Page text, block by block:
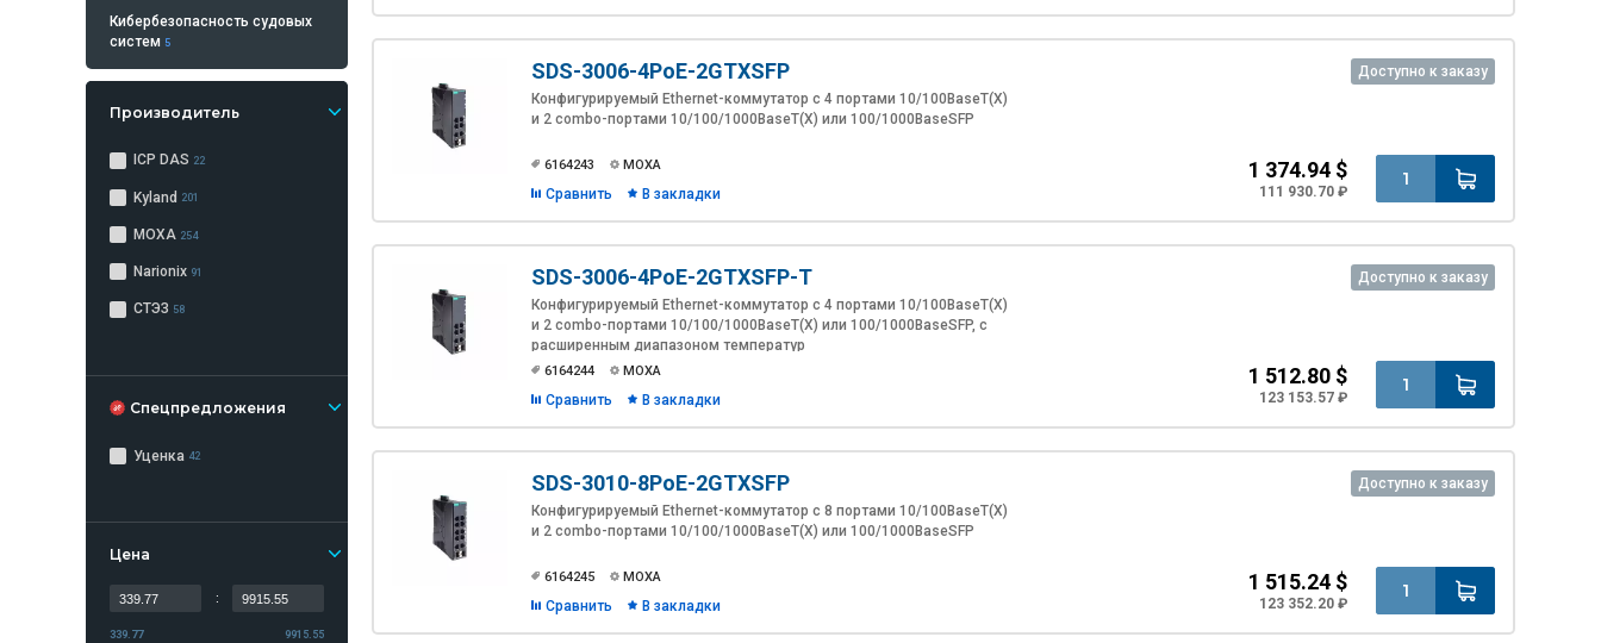
Кибербезопасность судовых
систем 5
Производитель
ICP DAS 22
Kyland 201
MOXA 254
Narionix 91
СТЭЗ 58
Спецпредложения
Уценка 42
Цена
:
339.77 9915.55
Доступно к заказу
SDS-3006-4PoE-2GTXSFP
Конфигурируемый Ethernet-коммутатор с 4 портами 10/100BaseT(X)
и 2 combo-портами 10/100/1000BaseT(X) или 100/1000BaseSFP
6164243 MOXA
Сравнить В закладки
1 374.94 $
111 930.70 ₽
Доступно к заказу
SDS-3006-4PoE-2GTXSFP-T
Конфигурируемый Ethernet-коммутатор с 4 портами 10/100BaseT(X)
и 2 combo-портами 10/100/1000BaseT(X) или 100/1000BaseSFP, с
расширенным диапазоном температур
6164244 MOXA
Сравнить В закладки
1 512.80 $
123 153.57 ₽
Доступно к заказу
SDS-3010-8PoE-2GTXSFP
Конфигурируемый Ethernet-коммутатор с 8 портами 10/100BaseT(X)
и 2 combo-портами 10/100/1000BaseT(X) или 100/1000BaseSFP
6164245 MOXA
Сравнить В закладки
1 515.24 $
123 352.20 ₽